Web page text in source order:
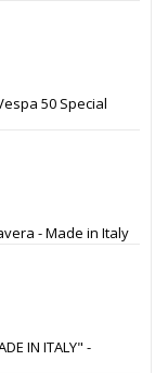
50 Special
- Made in Italy
IN ITALY" -